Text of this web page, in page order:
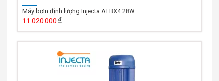
Máy bơm định lượng Injecta AT.BX4 28W
11.020.000